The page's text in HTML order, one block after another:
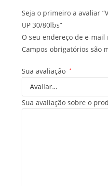
Seja o primeiro a avaliar
UP 30/80lbs”
O seu endereço de e-
Campos obrigatórios são
Sua avaliação *
Sua avaliação sobre o